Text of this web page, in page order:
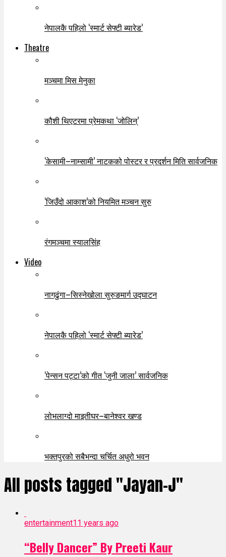
नेपालकै पहिलो ‘स्मार्ट सेफ्टी ब्यारेड’
Theatre
मञ्चमा मिस मेनुका
कौशी थिएटरमा प्रेमकथा ‘जोलिन्’
‘केसामी–नाम्सामी’ नाटकको पोस्टर र प्रदर्शन मिति सार्वजनिक
‘जिउँदो आकाश’को नियमित मञ्चन सुरु
रंगमञ्चमा स्यालसिंह
Video
नागढुंगा–सिस्नेखोला सुरुङमार्ग उद्घाटन
नेपालकै पहिलो ‘स्मार्ट सेफ्टी ब्यारेड’
‘पेन्सन पट्टा’को गीत ‘जुनी जाला’ सार्वजनिक
लोभलाग्दो माइतीघर–बानेश्वर खण्ड
भक्तपुरको सबैभन्दा चर्चित अधुरो भवन
All posts tagged "Jayan-J"
entertainment11 years ago
“Belly Dancer” By Preeti Kaur